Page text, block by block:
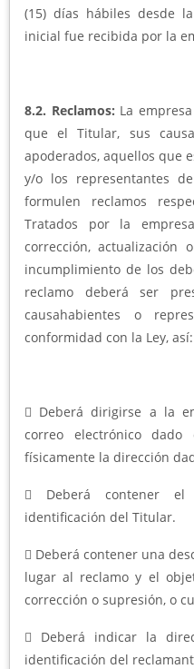
(15) días hábiles desde
inicial fue recibida por la
8.2. Reclamos: La
que el Titular, sus
apoderados, aquellos que
y/o los representantes
formulen reclamos
Tratados por la
corrección, actualización
incumplimiento de los
reclamo deberá ser
causahabientes o
conformidad con la Ley, así:
 Deberá dirigirse a la
correo electrónico
físicamente la dirección
 Deberá contener
identificación del Titular.
 Deberá contener una
lugar al reclamo y el
corrección o supresión, o
 Deberá indicar la
identificación del